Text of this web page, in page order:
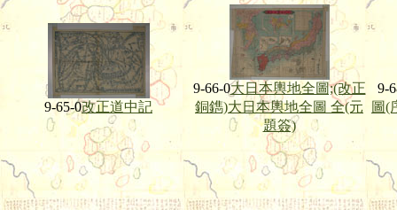
9-65-0改正道中記
9-66-0大日本輿地全圖;(改正
銅鐫)大日本輿地全圖 全(元
題簽)
9-
圖(